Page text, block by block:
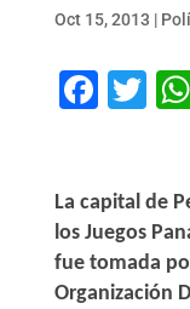
Oct 15, 2013 |
La capital de
los Juegos
fue tomada
Organización